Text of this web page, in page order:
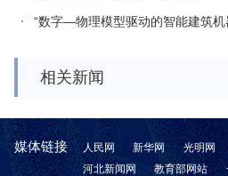
“数字—物理模型驱动的智能建筑机
相关新闻
媒体链接 人民网 新华网 光明网
河北新闻网
教育部网站